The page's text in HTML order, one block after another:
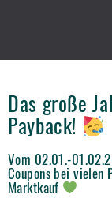
Das große
Payback!
Vom 02.01.-
Coupons bei vielen
Marktkauf